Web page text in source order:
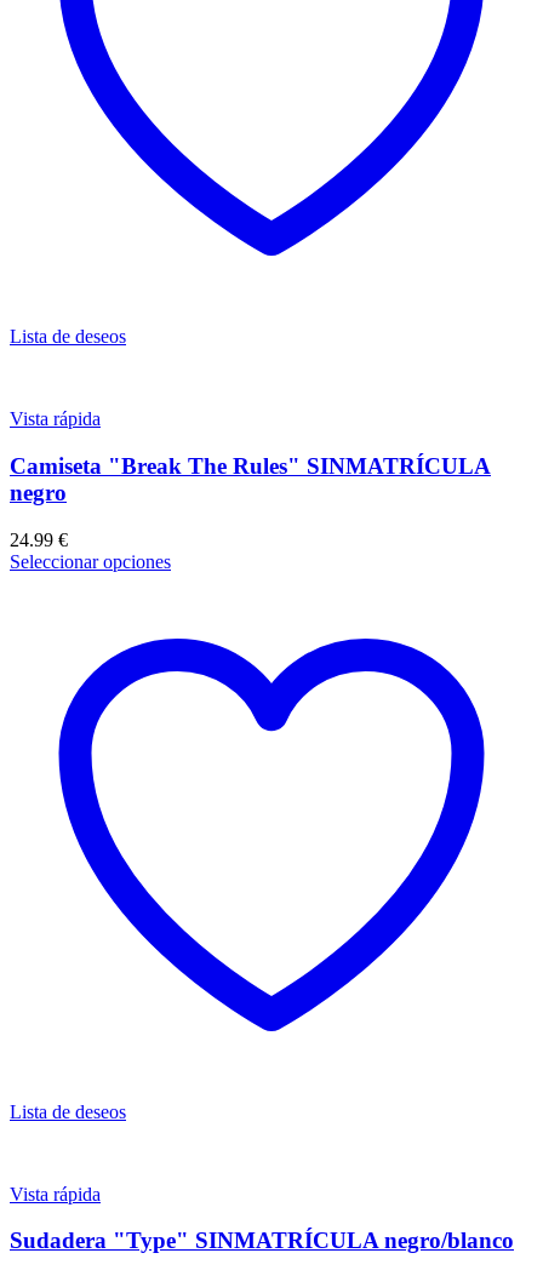
Lista de deseos
Vista rápida
Camiseta "Break The Rules" SINMATRÍCULA
negro
24.99 €
Seleccionar opciones
Lista de deseos
Vista rápida
Sudadera "Type" SINMATRÍCULA negro/blanco